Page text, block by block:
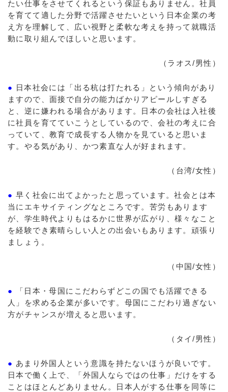
たい仕事をさせてくれるという保証もありません。社員
を育てて適した分野で活躍させたいという日本企業の考
え方を理解して、広い視野と柔軟な考えを持って就職活
動に取り組んでほしいと思います。
（ラオス/男性）
● 日本社会には「出る杭は打たれる」という傾向があり
ますので、面接で自分の能力ばかりアピールしすぎる
と、逆に嫌われる場合があります。日本の会社は入社後
に社員を育てていこうとしているので、会社の考えに合
っていて、教育で成長する人物かを見ていると思いま
す。やる気があり、かつ素直な人が好まれます。
（台湾/女性）
● 早く社会に出てよかったと思っています。社会とは本
当にエキサイティングなところです。苦労もあります
が、学生時代よりもはるかに世界が広がり、様々なこと
を経験でき素晴らしい人との出会いもあります。頑張り
ましょう。
（中国/女性）
●
「日本・母国にこだわらずどこの国でも活躍できる
人」を求める企業が多いです。母国にこだわり過ぎない
方がチャンスが増えると思います。
（タイ/男性）
● あまり外国人という意識を持たないほうが良いです。
日本で働く上で、「外国人ならではの仕事」だけをする
ことはほとんどありません。日本人がする仕事を同等に